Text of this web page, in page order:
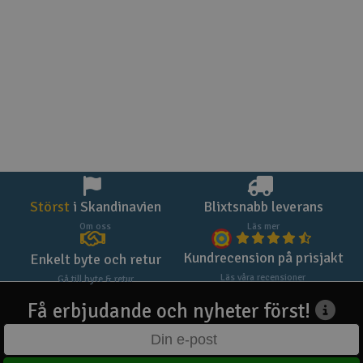
Störst i Skandinavien
Om oss
Blixtsnabb leverans
Läs mer
Enkelt byte och retur
Gå till byte & retur
Kundrecension på prisjakt
Läs våra recensioner
Få erbjudande och nyheter först!